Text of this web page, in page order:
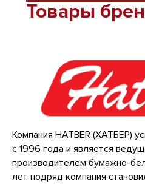
Товары
Компания HATBER (ХАТБЕР)
с 1996 года и является
производителем бумажно-
лет подряд компания